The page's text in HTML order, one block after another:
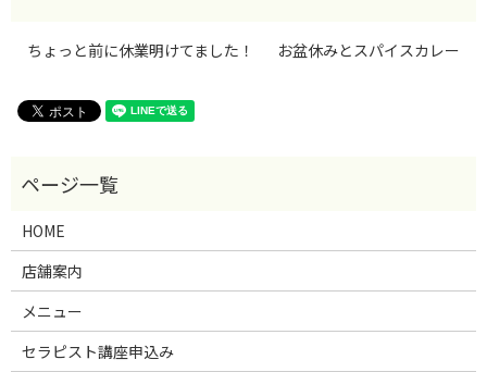
ちょっと前に休業明けてました！ お盆休みとスパイスカレー
HOME
店舗案内
メニュー
セラピスト講座申込み